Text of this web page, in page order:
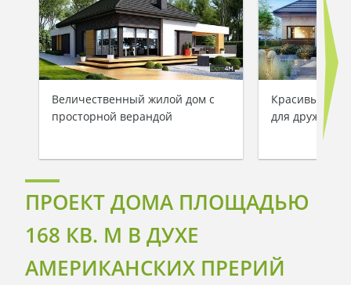
Величественный жилой дом с
просторной верандой
Красивый
для дружной
ПРОЕКТ ДОМА ПЛОЩАДЬЮ
168 КВ. М В ДУХЕ
АМЕРИКАНСКИХ ПРЕРИЙ